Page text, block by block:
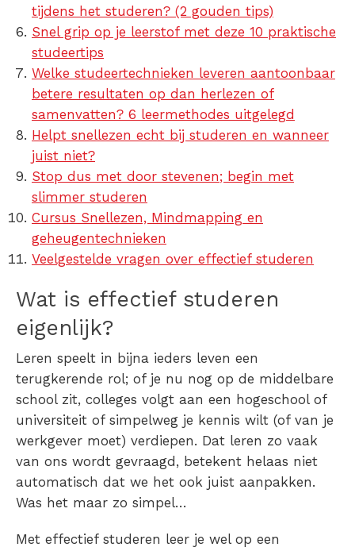
tijdens het studeren? (2 gouden tips)
Snel grip op je leerstof met deze 10 praktische
studeertips
Welke studeertechnieken leveren aantoonbaar
betere resultaten op dan herlezen of
samenvatten? 6 leermethodes uitgelegd
Helpt snellezen echt bij studeren en wanneer
juist niet?
Stop dus met door stevenen; begin met
slimmer studeren
Cursus Snellezen, Mindmapping en
geheugentechnieken
Veelgestelde vragen over effectief studeren
Wat is effectief studeren
eigenlijk?
Leren speelt in bijna ieders leven een
terugkerende rol; of je nu nog op de middelbare
school zit, colleges volgt aan een hogeschool of
universiteit of simpelweg je kennis wilt (of van je
werkgever moet) verdiepen. Dat leren zo vaak
van ons wordt gevraagd, betekent helaas niet
automatisch dat we het ook juist aanpakken.
Was het maar zo simpel…
Met effectief studeren leer je wel op een